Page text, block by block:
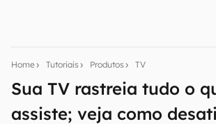
Home Tutoriais Produtos TV
Sua TV rastreia tudo o
assiste; veja como
notícias e reviews sobre tecnologia
inscreva-se